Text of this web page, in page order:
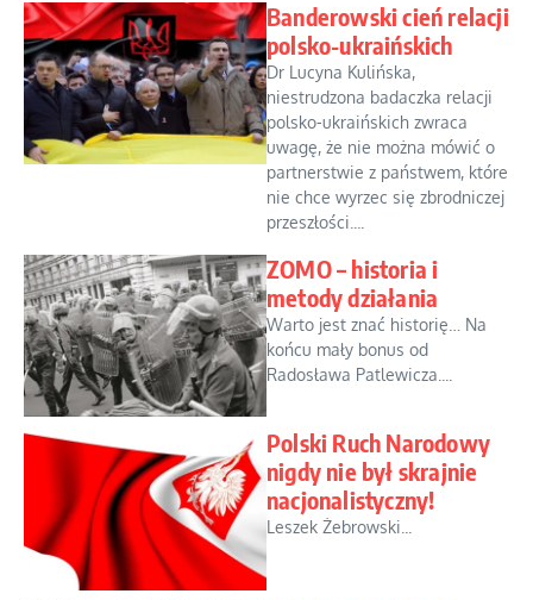
Banderowski cień relacji
polsko-ukraińskich
Dr Lucyna Kulińska,
niestrudzona badaczka relacji
polsko-ukraińskich zwraca
uwagę, że nie można mówić o
partnerstwie z państwem, które
nie chce wyrzec się zbrodniczej
przeszłości....
ZOMO – historia i
metody działania
Warto jest znać historię… Na
końcu mały bonus od
Radosława Patlewicza....
Polski Ruch Narodowy
nigdy nie był skrajnie
nacjonalistyczny!
Leszek Żebrowski...